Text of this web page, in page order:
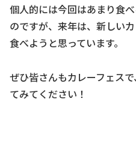
個人的には今回はあまり食
のですが、来年は、新しい
食べようと思っています。
ぜひ皆さんもカレーフェス
てみてください！